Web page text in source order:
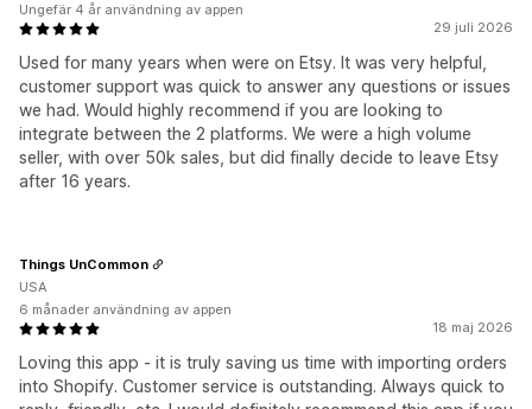
29 juli 2026
Used for many years when were on Etsy. It was very helpful,
customer support was quick to answer any questions or issues
we had. Would highly recommend if you are looking to
integrate between the 2 platforms. We were a high volume
seller, with over 50k sales, but did finally decide to leave Etsy
after 16 years.
Ungefär 4 år användning av appen
18 maj 2026
Loving this app - it is truly saving us time with importing orders
into Shopify. Customer service is outstanding. Always quick to
Things UnCommon
USA
6 månader användning av appen